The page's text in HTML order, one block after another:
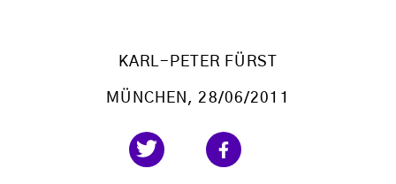
KARL-PETER FÜRST
MÜNCHEN , 28/06/2011